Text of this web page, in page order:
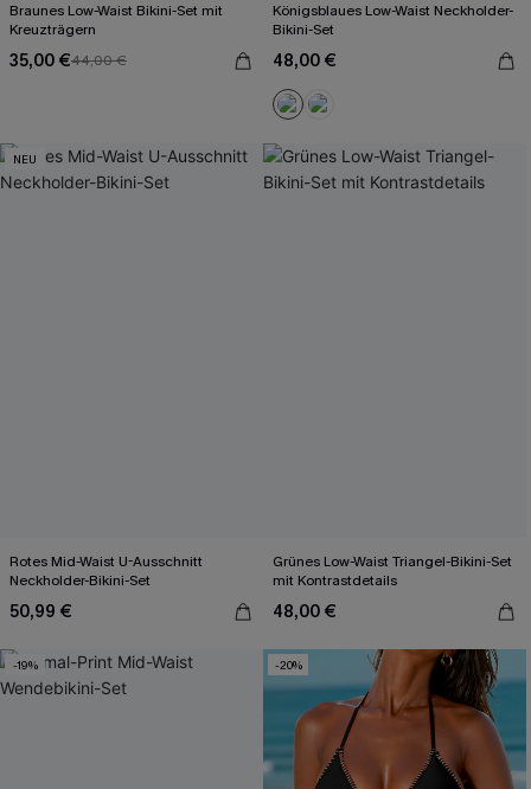
Braunes Low-Waist Bikini-Set mit
Kreuzträgern
35,00 €44,00 €
Königsblaues Low-Waist Neckholder-
Bikini-Set
48,00 €
NEU
Rotes Mid-Waist U-Ausschnitt
Neckholder-Bikini-Set
50,99 €
Grünes Low-Waist Triangel-Bikini-Set
mit Kontrastdetails
48,00 €
-19% -20%